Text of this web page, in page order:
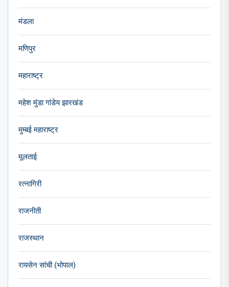
मंडला
मणिपुर
महाराष्ट्र
महेश मुंडा गांडेय झारखंड
मुम्बई महाराष्ट्र
मूलताई
रत्नागिरी
राजनीती
राजस्थान
रायसेन सांची (भोपाल)